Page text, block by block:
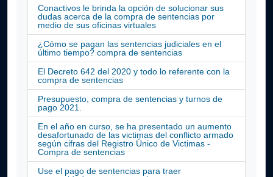
Conactivos le brinda la opción de solucionar sus
dudas acerca de la compra de sentencias por
medio de sus oficinas virtuales
¿Cómo se pagan las sentencias judiciales en el
último tiempo? compra de sentencias
El Decreto 642 del 2020 y todo lo referente con la
compra de sentencias
Presupuesto, compra de sentencias y turnos de
pago 2021.
En el año en curso, se ha presentado un aumento
desafortunado de las victimas del conflicto armado
según cifras del Registro Único de Victimas -
Compra de sentencias
Use el pago de sentencias para traer